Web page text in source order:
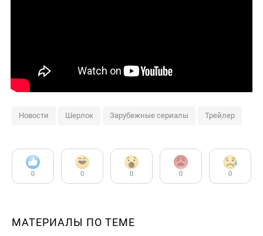
Новости Шерлок Зарубежные сериалы Трейлер
0 0 0 0 0
МАТЕРИАЛЫ ПО ТЕМЕ